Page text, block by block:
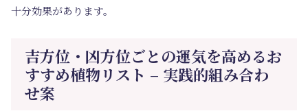
十分効果があります。
吉方位・凶方位ごとの運気を高めるお
すすめ植物リスト – 実践的組み合わ
せ案